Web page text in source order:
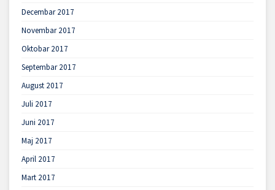
Decembar 2017
Novembar 2017
Oktobar 2017
Septembar 2017
August 2017
Juli 2017
Juni 2017
Maj 2017
April 2017
Mart 2017